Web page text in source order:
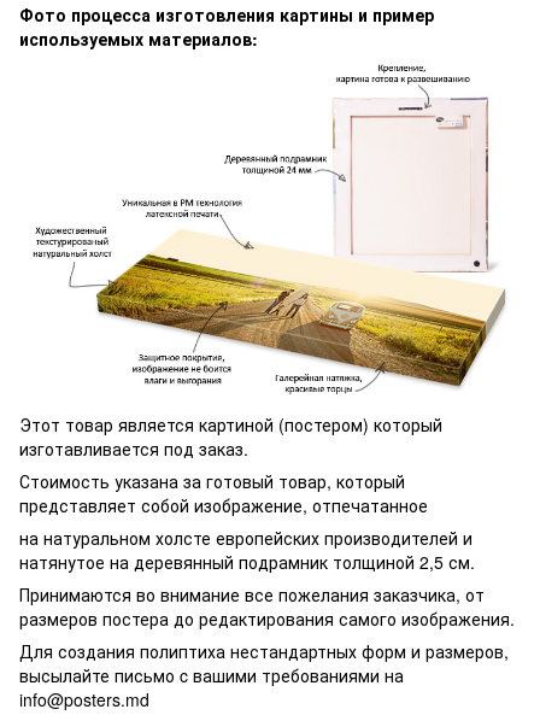
Фото процесса изготовления картины и пример
используемых материалов:
Этот товар является картиной (постером) который
изготавливается под заказ.
Стоимость указана за готовый товар, который
представляет собой изображение, отпечатанное
на натуральном холсте европейских производителей и
натянутое на деревянный подрамник толщиной 2,5 см.
Принимаются во внимание все пожелания заказчика, от
размеров постера до редактирования самого изображения.
Для создания полиптиха нестандартных форм и размеров,
высылайте письмо c вашими требованиями на
info@posters.md